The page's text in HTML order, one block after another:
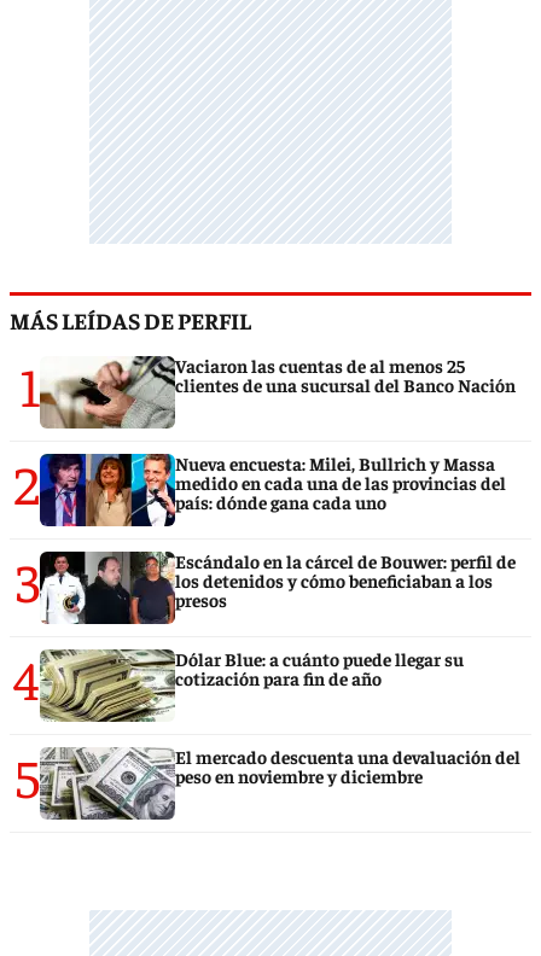
MÁS LEÍDAS DE PERFIL
1
Vaciaron las cuentas de al menos 25
clientes de una sucursal del Banco Nación
2
Nueva encuesta: Milei, Bullrich y Massa
medido en cada una de las provincias del
país: dónde gana cada uno
3
Escándalo en la cárcel de Bouwer: perfil de
los detenidos y cómo beneficiaban a los
presos
4
Dólar Blue: a cuánto puede llegar su
cotización para fin de año
5
El mercado descuenta una devaluación del
peso en noviembre y diciembre